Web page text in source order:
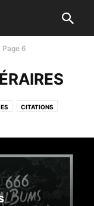
Page 6
CITATIONS